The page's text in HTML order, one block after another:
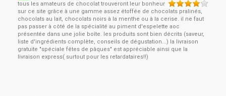
tous les amateurs de chocolat trouveront leur bonheur
sur ce site grâce à une gamme assez étoffée de chocolats pralinés,
chocolats au lait, chocolats noirs à la menthe ou à la cerise. il ne faut
pas passer à côté de la spécialité au piment d'espelette aoc
présentée dans une jolie boîte. les produits sont bien décrits (saveur,
liste d'ingrédients complète, conseils de dégustation...) la livraison
gratuite "spéciale fêtes de pâques" est appréciable ainsi que la
livraison express( surtout pour les retardataires!!)